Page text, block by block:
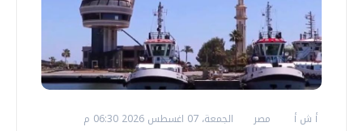
أ ش أ مصر الجمعة، 07 اغسطس 2026 06:30 م